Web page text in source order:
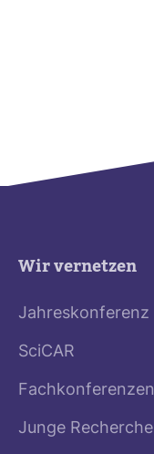
Wir vernetzen
Jahreskonferenz
SciCAR
Fachkonferenzen
Junge Recherche